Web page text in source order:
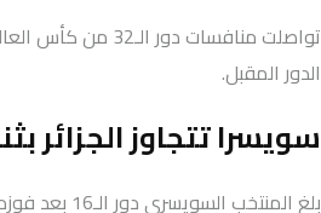
الدور المقبل.
سويسرا تتجاوز الجزائر
بلغ المنتخب السويسري دور الـ16 بعد فوزه على نظيره الجزائري بهدفين دون رد في المباراة التي أقيمت بمدينة فانكوفر الكندية.